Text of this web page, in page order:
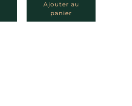
Ajouter au
panier